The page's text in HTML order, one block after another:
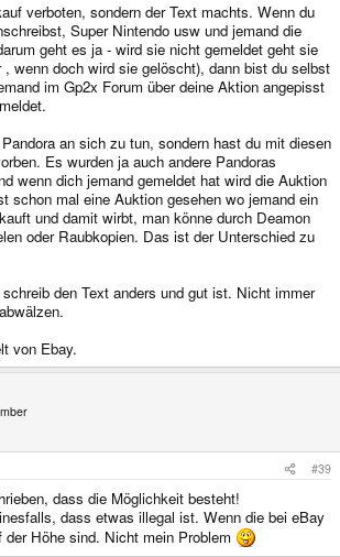
verboten, sondern der Text machts. Wenn du
Super Nintendo usw und jemand die
geht es ja - wird sie nicht gemeldet geht sie
, wenn doch wird sie gelöscht), dann bist du selbst
im Gp2x Forum über deine Aktion angepisst
an sich zu tun, sondern hast du mit diesen
Es wurden ja auch andere Pandoras
wenn dich jemand gemeldet hat wird die Auktion
schon mal eine Auktion gesehen wo jemand ein
und damit wirbt, man könne durch Deamon
oder Raubkopien. Das ist der Unterschied zu
den Text anders und gut ist. Nicht immer
von Ebay.
#39
dass die Möglichkeit besteht!
dass etwas illegal ist. Wenn die bei eBay
Höhe sind. Nicht mein Problem